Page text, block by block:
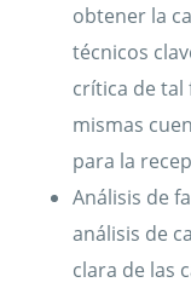
obtener la
técnicos
crítica de tal
mismas
para la
Análisis de
análisis de
clara de las